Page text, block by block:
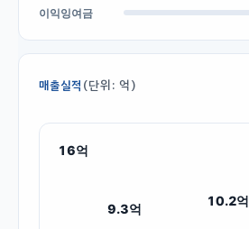
이익잉여금
매출실적 (단위: 억)
16억
9.3억
10.2억